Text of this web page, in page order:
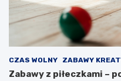
CZAS WOLNY ZABAWY
Zabawy z piłeczkami –